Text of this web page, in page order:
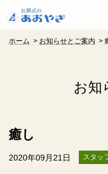
ホーム > お知らせとご案内 >
お知
癒し
2020年09月21日 スタッ